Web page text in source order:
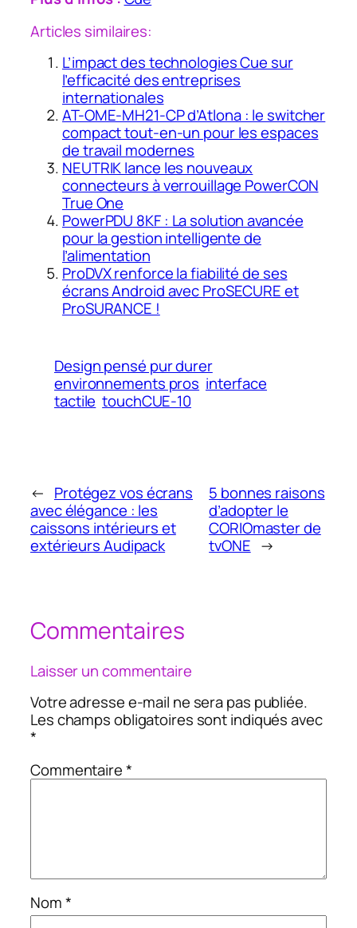
Articles similaires:
L’impact des technologies Cue sur
l’efficacité des entreprises
internationales
AT-OME-MH21-CP d’Atlona : le switcher
compact tout-en-un pour les espaces
de travail modernes
NEUTRIK lance les nouveaux
connecteurs à verrouillage PowerCON
True One
PowerPDU 8KF : La solution avancée
pour la gestion intelligente de
l’alimentation
ProDVX renforce la fiabilité de ses
écrans Android avec ProSECURE et
ProSURANCE !
Design pensé pur durer
environnements pros interface
tactile touchCUE-10
← Protégez vos écrans
avec élégance : les
caissons intérieurs et
extérieurs Audipack
5 bonnes raisons
d’adopter le
CORIOmaster de
tvONE →
Commentaires
Laisser un commentaire
Votre adresse e-mail ne sera pas publiée.
Les champs obligatoires sont indiqués avec
*
Commentaire*
Nom*